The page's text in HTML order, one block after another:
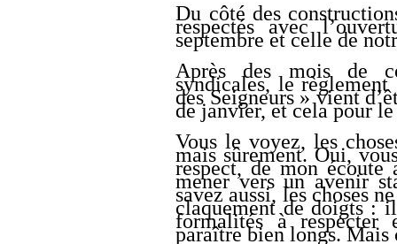
Du côté des
respectés avec
septembre et celle de
Après des mois de
syndicales, le
des Seigneurs » vient
de janvier, et cela pour
Vous le voyez, les
mais sûrement. Oui,
respect, de mon
mener vers un avenir
savez aussi, les choses
claquement de doigts :
formalités à respecter
paraître bien longs.